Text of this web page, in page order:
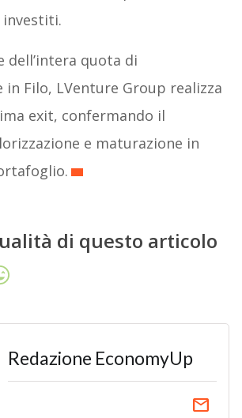
dell’intera quota di
in Filo, LVenture Group realizza
exit, confermando il
e maturazione in
di questo articolo
Redazione EconomyUp
email